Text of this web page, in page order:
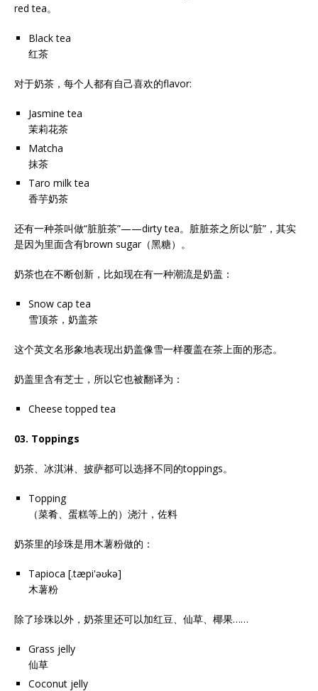
red tea。
Black tea
红茶
对于奶茶，每个人都有自己喜欢的flavor:
Jasmine tea
茉莉花茶
Matcha
抹茶
Taro milk tea
香芋奶茶
还有一种茶叫做“脏脏茶”——dirty tea。脏脏茶之所以“脏”，其实
是因为里面含有brown sugar（黑糖）。
奶茶也在不断创新，比如现在有一种潮流是奶盖：
Snow cap tea
雪顶茶，奶盖茶
这个英文名形象地表现出奶盖像雪一样覆盖在茶上面的形态。
奶盖里含有芝士，所以它也被翻译为：
Cheese topped tea
03. Toppings
奶茶、冰淇淋、披萨都可以选择不同的toppings。
Topping
（菜肴、蛋糕等上的）浇汁，佐料
奶茶里的珍珠是用木薯粉做的：
Tapioca [.tæpi'əʊkə]
木薯粉
除了珍珠以外，奶茶里还可以加红豆、仙草、椰果……
Grass jelly
仙草
Coconut jelly